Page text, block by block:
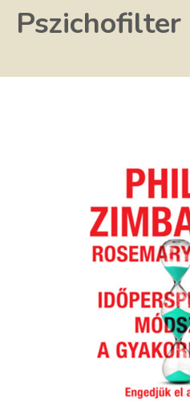
KilépésPszichofilter